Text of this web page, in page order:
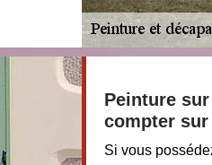
Peinture
compter sur
Si vous